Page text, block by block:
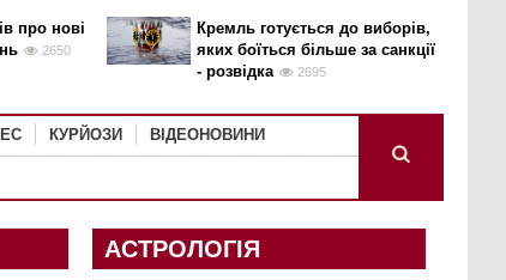
про нові
2650
Кремль готується до виборів,
яких боїться більше за санкції
- розвідка
2695
КУРЙОЗИ ВІДЕОНОВИНИ
АСТРОЛОГІЯ